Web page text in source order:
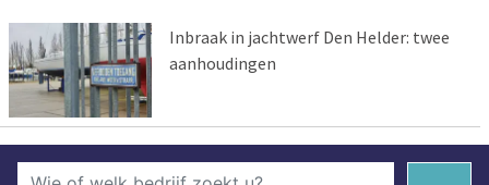
Inbraak in jachtwerf Den Helder: twee
aanhoudingen